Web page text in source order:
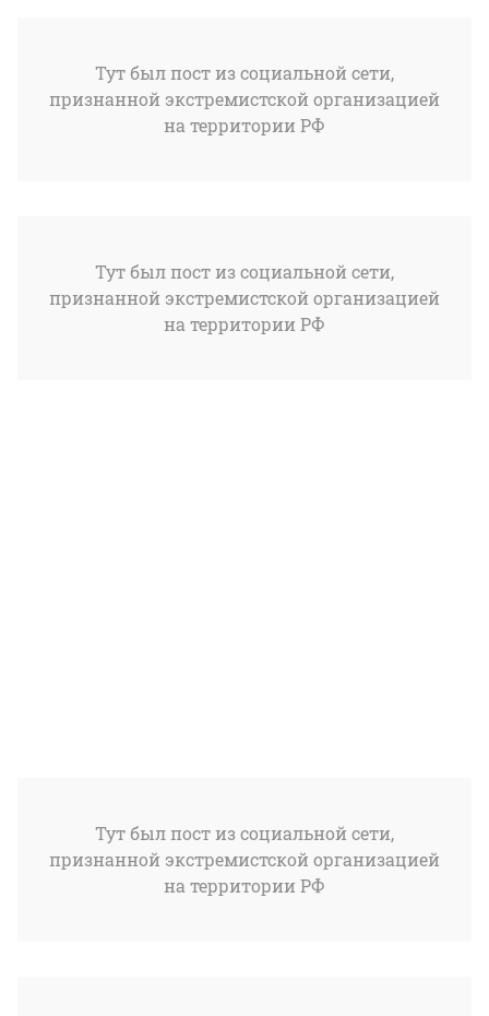
Тут был пост из социальной сети,
признанной экстремистской организацией
на территории РФ
Тут был пост из социальной сети,
признанной экстремистской организацией
на территории РФ
Тут был пост из социальной сети,
признанной экстремистской организацией
на территории РФ